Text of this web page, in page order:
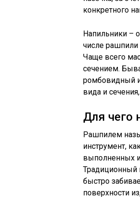
конкретного
Напильники –
числе
Чаще всего
сечением.
ромбовидный
вида и
Для чего
Рашпилем
инструмент,
выполненных
Традиционный
быстро
поверхности